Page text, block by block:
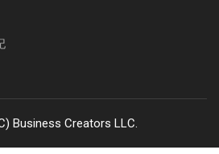
Business Creators LLC.